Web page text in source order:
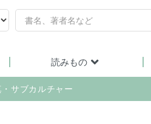
読みもの
サブカルチャー